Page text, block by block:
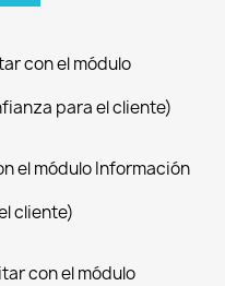
con el módulo
para el cliente)
el módulo Información
cliente)
con el módulo